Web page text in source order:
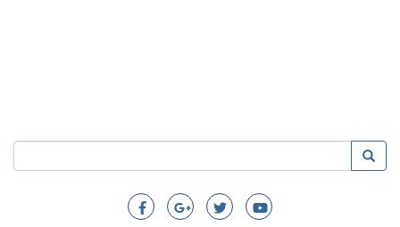
Search
Пребарување